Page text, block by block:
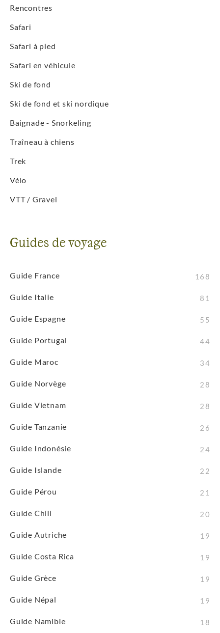
Rencontres
Safari
Safari à pied
Safari en véhicule
Ski de fond
Ski de fond et ski nordique
Baignade - Snorkeling
Traîneau à chiens
Trek
Vélo
VTT / Gravel
Guides de voyage
Guide France 168
Guide Italie 81
Guide Espagne 55
Guide Portugal 44
Guide Maroc 34
Guide Norvège 28
Guide Vietnam 28
Guide Tanzanie 26
Guide Indonésie 24
Guide Islande 22
Guide Pérou 21
Guide Chili 20
Guide Autriche 19
Guide Costa Rica 19
Guide Grèce 19
Guide Népal 19
Guide Namibie 18